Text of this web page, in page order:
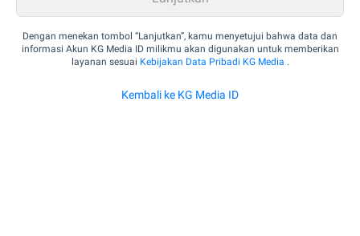
Dengan menekan tombol “Lanjutkan”, kamu menyetujui bahwa data dan
informasi Akun KG Media ID milikmu akan digunakan untuk memberikan
layanan sesuai Kebijakan Data Pribadi KG Media .
Kembali ke KG Media ID